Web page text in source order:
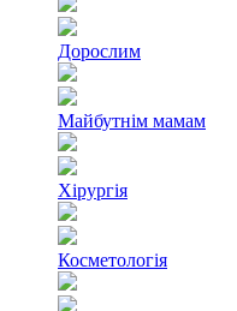
Дорослим
Майбутнім мамам
Хірургія
Косметологія